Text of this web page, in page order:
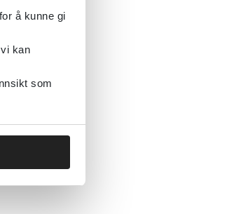
å kunne gi
kan
som